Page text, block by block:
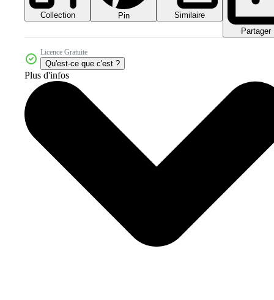
Collection Pin
Similaire
Partager
Licence Gratuite
Qu'est-ce que c'est ?
Plus d'infos